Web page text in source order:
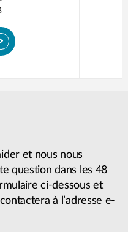
et nous nous
question dans les 48
ci-dessous et
à l’adresse e-